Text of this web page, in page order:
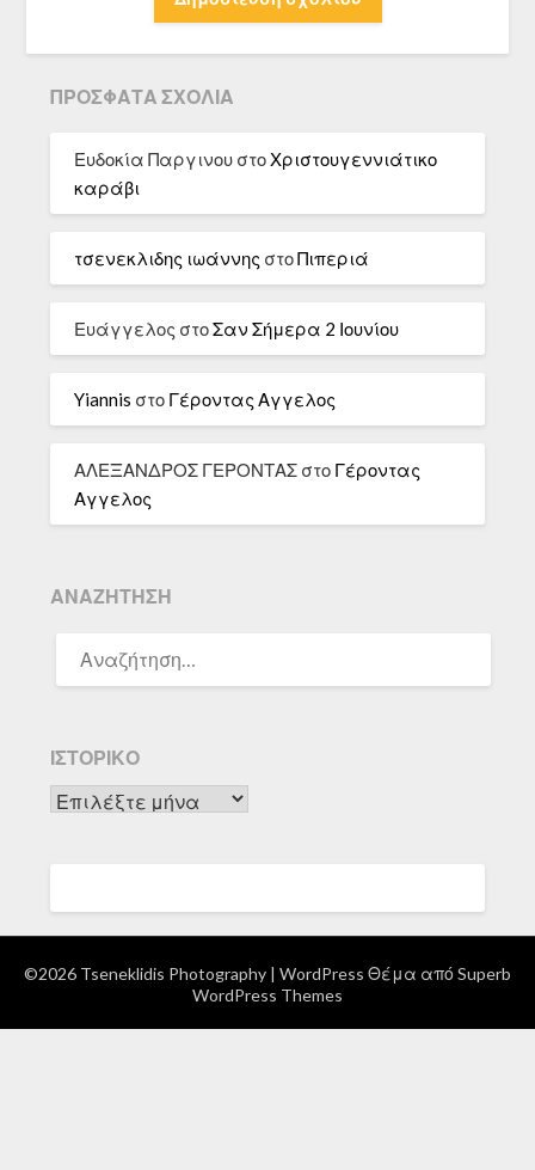
ΠΡΌΣΦΑΤΑ ΣΧΌΛΙΑ
Ευδοκία Παργινου στοΧριστουγεννιάτικο
καράβι
τσενεκλιδης ιωάννης στοΠιπεριά
Ευάγγελος στοΣαν Σήμερα 2 Ιουνίου
Yiannis στο Γέροντας Αγγελος
ΑΛΕΞΑΝΔΡΟΣ ΓΕΡΟΝΤΑΣ στο Γέροντας
Αγγελος
ΑΝΑΖΉΤΗΣΗ
ΓΙΑ:
ΙΣΤΟΡΙΚΌ
Ιστορικό
©2026 Tseneklidis Photography | WordPress Θέμα από Superb
WordPress Themes